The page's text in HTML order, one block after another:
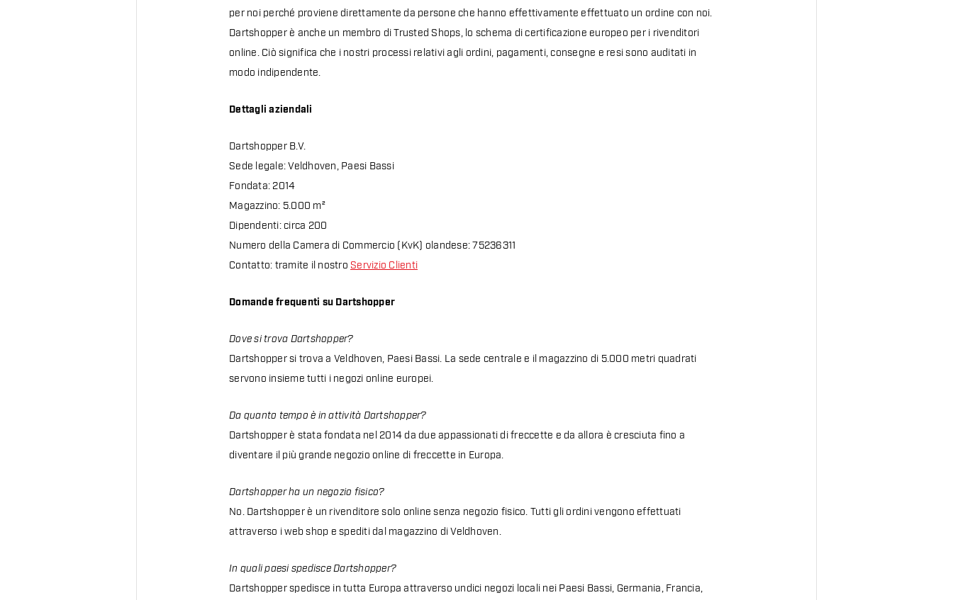
per noi perché proviene direttamente da persone che hanno effettivamente effettuato un ordine con noi.
Dartshopper è anche un membro di Trusted Shops, lo schema di certificazione europeo per i rivenditori
online. Ciò significa che i nostri processi relativi agli ordini, pagamenti, consegne e resi sono auditati in
modo indipendente.
Dettagli aziendali
Dartshopper B.V.
Sede legale: Veldhoven, Paesi Bassi
Fondata: 2014
Magazzino: 5.000 m²
Dipendenti: circa 200
Numero della Camera di Commercio (KvK) olandese: 75236311
Contatto: tramite il nostro Servizio Clienti
Domande frequenti su Dartshopper
Dove si trova Dartshopper?
Dartshopper si trova a Veldhoven, Paesi Bassi. La sede centrale e il magazzino di 5.000 metri quadrati
servono insieme tutti i negozi online europei.
Da quanto tempo è in attività Dartshopper?
Dartshopper è stata fondata nel 2014 da due appassionati di freccette e da allora è cresciuta fino a
diventare il più grande negozio online di freccette in Europa.
Dartshopper ha un negozio fisico?
No. Dartshopper è un rivenditore solo online senza negozio fisico. Tutti gli ordini vengono effettuati
attraverso i web shop e spediti dal magazzino di Veldhoven.
In quali paesi spedisce Dartshopper?
Dartshopper spedisce in tutta Europa attraverso undici negozi locali nei Paesi Bassi, Germania, Francia,